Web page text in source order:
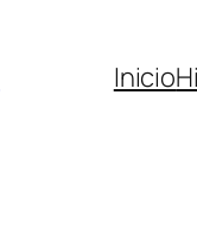
Inicio